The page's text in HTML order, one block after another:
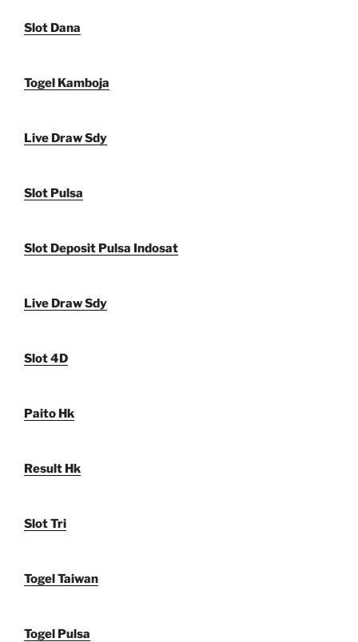
Slot Dana
Togel Kamboja
Live Draw Sdy
Slot Pulsa
Slot Deposit Pulsa Indosat
Live Draw Sdy
Slot 4D
Paito Hk
Result Hk
Slot Tri
Togel Taiwan
Togel Pulsa